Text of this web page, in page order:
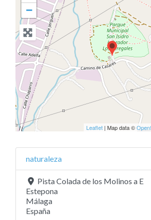
−
Leaflet | Map data ©
naturaleza
Pista Colada de los Molinos a E
Estepona
Málaga
España